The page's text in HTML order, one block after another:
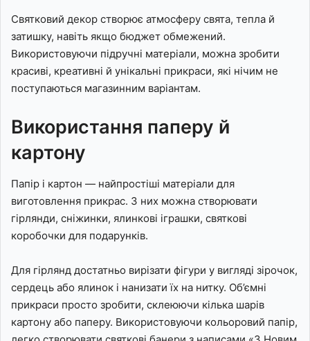
Святковий декор створює атмосферу свята, тепла й
затишку, навіть якщо бюджет обмежений.
Використовуючи підручні матеріали, можна зробити
красиві, креативні й унікальні прикраси, які нічим не
поступаються магазинним варіантам.
Використання паперу й
картону
Папір і картон — найпростіші матеріали для
виготовлення прикрас. З них можна створювати
гірлянди, сніжинки, ялинкові іграшки, святкові
коробочки для подарунків.
Для гірлянд достатньо вирізати фігури у вигляді зірочок,
сердець або ялинок і нанизати їх на нитку. Об’ємні
прикраси просто зробити, склеюючи кілька шарів
картону або паперу. Використовуючи кольоровий папір,